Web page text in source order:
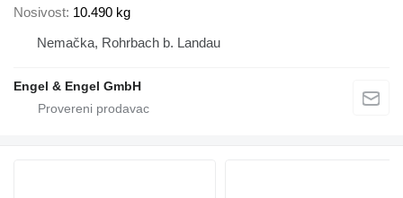
Nosivost 10.490 kg
Nemačka, Rohrbach b. Landau
Engel & Engel GmbH